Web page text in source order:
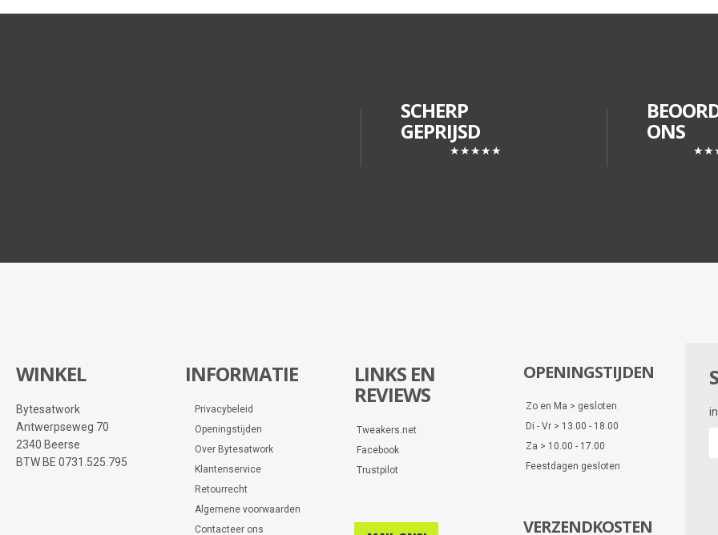
SCHERP
GEPRIJSD
★★★★★
ONS
WINKEL
Bytesatwork
Antwerpseweg 70
2340 Beerse
BTW BE 0731.525.795
INFORMATIE
Privacybeleid
Openingstijden
Over Bytesatwork
Klantenservice
Retourrecht
Algemene voorwaarden
Contacteer ons
LINKS EN
REVIEWS
Tweakers.net
Facebook
Trustpilot
OPENINGSTIJDEN
Zo en Ma > gesloten
Di - Vr > 13.00 - 18.00
Za > 10.00 - 17.00
Feestdagen gesloten
VERZENDKOSTEN